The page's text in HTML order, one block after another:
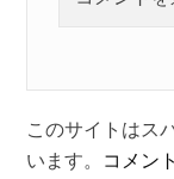
このサイトはス
います。 コメン